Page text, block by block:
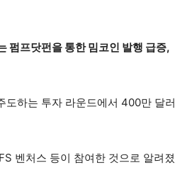
펌프닷펀을 통한 밈코인 발행 급증,
도하는 투자 라운드에서 400만 달러
벤처스 등이 참여한 것으로 알려졌